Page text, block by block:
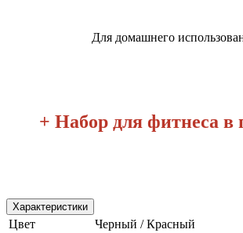
Для домашнего
+ Набор для фитнеса в
Характеристики
Цвет
Черный / Красный